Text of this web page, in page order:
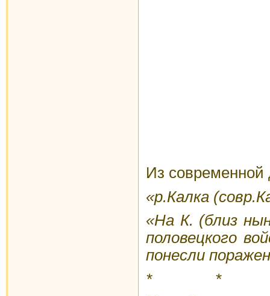
Из современной
«р.Калка
«На К. (близ
половецкого
понесли
* *